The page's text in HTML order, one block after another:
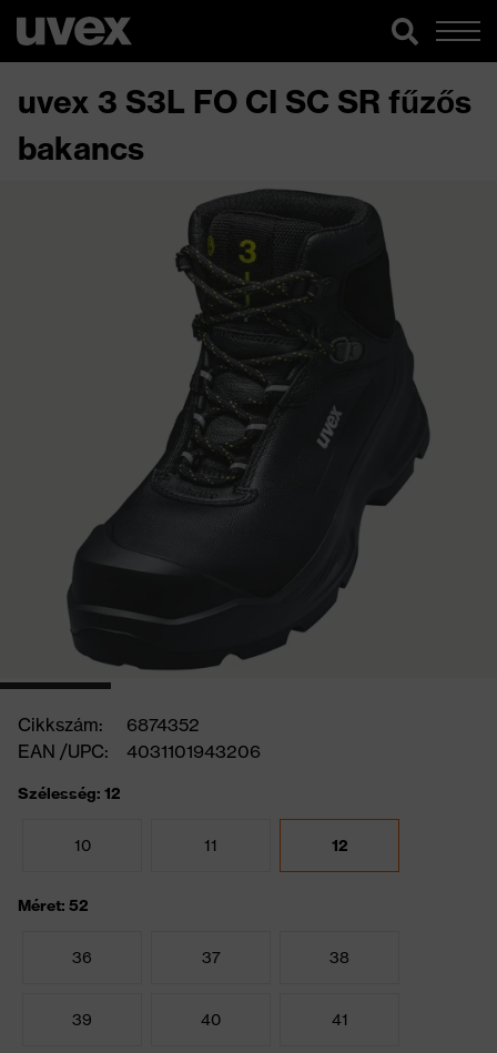
uvex 3 S3L FO CI SC SR fűzős
bakancs
Cikkszám:
6874352
EAN /UPC:
4031101943206
Szélesség: 12
10 11 12
Méret: 52
36 37 38
39 40 41